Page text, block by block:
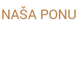
NAŠA